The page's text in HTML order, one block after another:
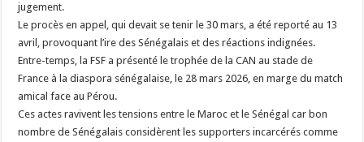
jugement.
Le procès en appel, qui devait se tenir le 30 mars, a été reporté au 13
avril, provoquant l’ire des Sénégalais et des réactions indignées.
Entre-temps, la FSF a présenté le trophée de la CAN au stade de
France à la diaspora sénégalaise, le 28 mars 2026, en marge du match
amical face au Pérou.
Ces actes ravivent les tensions entre le Maroc et le Sénégal car bon
nombre de Sénégalais considèrent les supporters incarcérés comme